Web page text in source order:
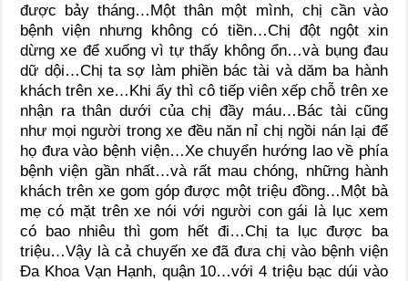
được bảy tháng…Một thân một mình, chị cần vào
bệnh viện nhưng không có tiền…Chị đột ngột xin
dừng xe để xuống vì tự thấy không ổn…và bụng đau
dữ dội…Chị ta sợ làm phiền bác tài và dăm ba hành
khách trên xe…Khi ấy thì cô tiếp viên xếp chỗ trên xe
nhận ra thân dưới của chị đầy máu…Bác tài cũng
như mọi người trong xe đều năn nỉ chị ngồi nán lại để
họ đưa vào bệnh viện…Xe chuyển hướng lao về phía
bệnh viện gần nhất…và rất mau chóng, những hành
khách trên xe gom góp được một triệu đồng…Một bà
mẹ có mặt trên xe nói với người con gái là lục xem
có bao nhiêu thì gom hết đi…Chị ta lục được ba
triệu…Vậy là cả chuyến xe đã đưa chị vào bệnh viện
Đa Khoa Vạn Hạnh, quận 10…với 4 triệu bạc dúi vào